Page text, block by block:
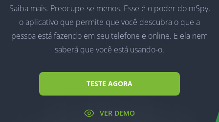
BLOG 日本
简体中文
Română
Ελληνικά
Saiba mais. Preocupe-se menos. Esse é o poder do mSpy,
o aplicativo que permite que você descubra o que a
pessoa está fazendo em seu telefone e online. E ela nem
saberá que você está usando-o.
TESTE AGORA
VER DEMO